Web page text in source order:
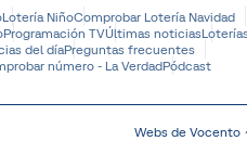
Lotería NiñoComprobar Lotería Navidad
Programación TVÚltimas noticias
del díaPreguntas frecuentes
número - La VerdadPódcast
Webs de Vocento